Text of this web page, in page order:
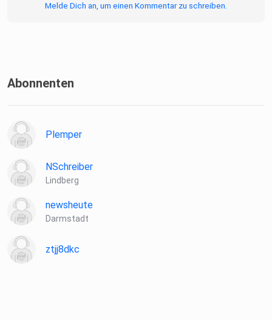
Melde Dich an, um einen Kommentar zu schreiben.
Abonnenten
Plemper
NSchreiber
Lindberg
newsheute
Darmstadt
ztjj8dkc